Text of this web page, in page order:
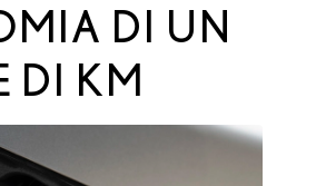
DI UN
DI KM